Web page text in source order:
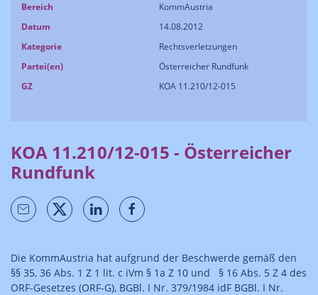
Bereich
KommAustria
Datum
14.08.2012
Kategorie
Rechtsverletzungen
Partei(en)
Österreicher Rundfunk
GZ
KOA 11.210/12-015
KOA 11.210/12-015 - Österreicher
Rundfunk
Die KommAustria hat aufgrund der Beschwerde gemäß den
§§ 35, 36 Abs. 1 Z 1 lit. c iVm § 1a Z 10 und § 16 Abs. 5 Z 4 des
ORF-Gesetzes (ORF-G), BGBl. I Nr. 379/1984 idF BGBl. I Nr.